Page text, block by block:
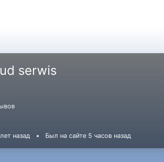
serwis
назад • Был на сайте 5 часов назад